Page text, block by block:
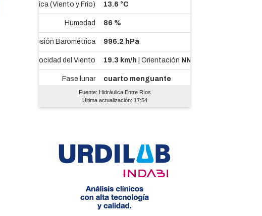
Fuente: Hidráulica Entre Ríos
Última actualización: 17:54